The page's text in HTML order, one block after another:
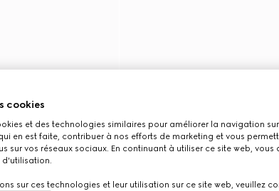
cookies
et des technologies similaires pour améliorer la navigation sur
en est faite, contribuer à nos efforts de marketing et vous
sur vos réseaux sociaux. En continuant à utiliser ce site web, vous
d'utilisation.
sur ces technologies et leur utilisation sur ce site web, veuillez